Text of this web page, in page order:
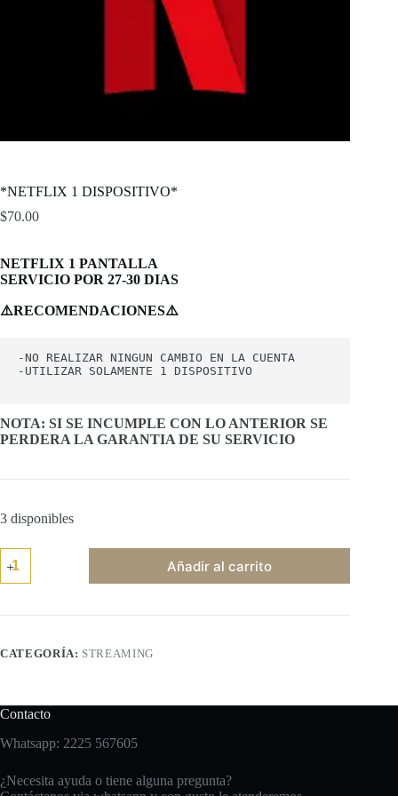
*NETFLIX 1 DISPOSITIVO*
$70.00
NETFLIX 1 PANTALLA
SERVICIO POR 27-30 DIAS
⚠️RECOMENDACIONES⚠️
-NO REALIZAR NINGUN CAMBIO EN LA CUENTA
-UTILIZAR SOLAMENTE 1 DISPOSITIVO
NOTA: SI SE INCUMPLE CON LO ANTERIOR SE
PERDERA LA GARANTIA DE SU SERVICIO
3 disponibles
DISPOSITIVO*
Añadir al carrito
CATEGORÍA: STREAMING
Contacto
Whatsapp: 2225 567605
¿Necesita ayuda o tiene alguna pregunta?